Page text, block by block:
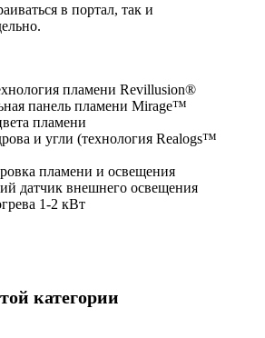
в портал, так и
пламени Revillusion®
панель пламени Mirage™
пламени
и угли (технология Realogs™
пламени и освещения
датчик внешнего освещения
1-2 кВт
категории